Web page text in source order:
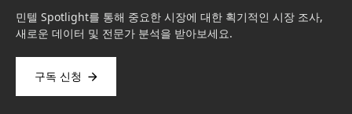
민텔 Spotlight를 통해 중요한 시장에 대한 획기적인 시장 조사,
새로운 데이터 및 전문가 분석을 받아보세요.
구독 신청